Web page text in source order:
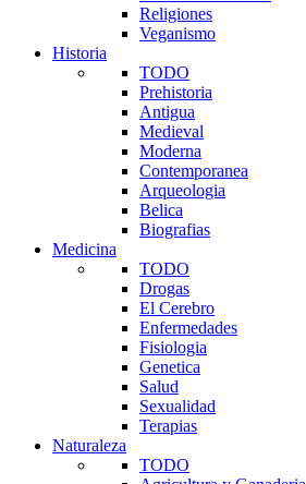
Religiones
Veganismo
Historia
TODO
Prehistoria
Antigua
Medieval
Moderna
Contemporanea
Arqueologia
Belica
Biografias
Medicina
TODO
Drogas
El Cerebro
Enfermedades
Fisiologia
Genetica
Salud
Sexualidad
Terapias
Naturaleza
TODO